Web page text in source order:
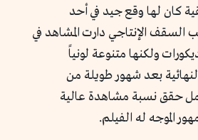
كان لها وقع جيد في أحد
السقف الإنتاجي دارت المشاهد في
ولكنها متنوعة لونياً
بعد شهور طويلة من
حقق نسبة مشاهدة عالية
الموجه له الفيلم.